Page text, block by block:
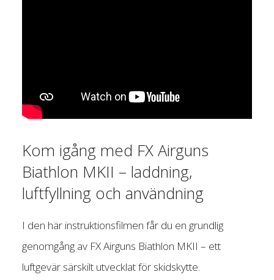
Kom igång med FX Airguns
Biathlon MKII – laddning,
luftfyllning och användning
I den här instruktionsfilmen får du en grundlig
genomgång av FX Airguns Biathlon MKII – ett
luftgevär särskilt utvecklat för skidskytte.